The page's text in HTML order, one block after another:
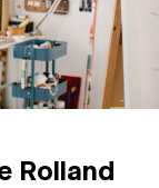
Rolland